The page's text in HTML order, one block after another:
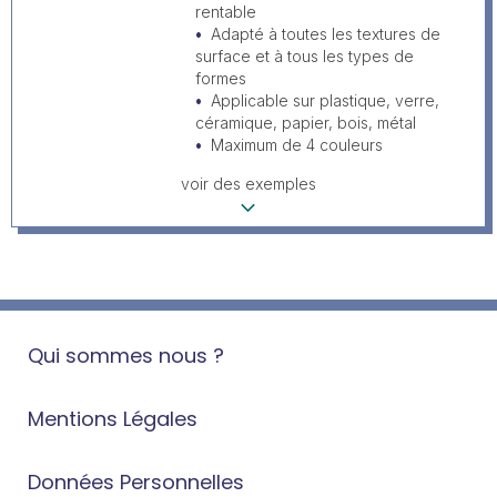
rentable
Adapté à toutes les textures de
surface et à tous les types de
formes
Applicable sur plastique, verre,
céramique, papier, bois, métal
Maximum de 4 couleurs
voir des exemples
Qui sommes nous ?
Mentions Légales
Données Personnelles